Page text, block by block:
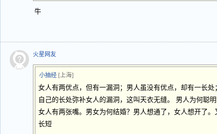
牛
火星网友
小抽经 [上海]
女人有两优点，但有一漏洞；男人虽没有优点，却有一长
自己的长处弥补女人的漏洞，这叫天衣无缝。 男人为何聪
女人有两张嘴。男女为何结婚？男人想通了，女人想开了
长短